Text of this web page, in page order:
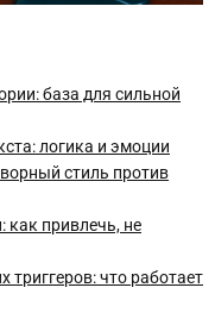
база для сильной
логика и эмоции
стиль против
как привлечь, не
что работает